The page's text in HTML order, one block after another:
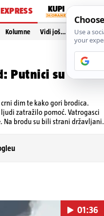
EXPRESS
Kolumne Vidi još…
Putnici su
dim te kako gori brodica.
zatražilo pomoć. Vatrogasci
Na brodu su bili strani državljani.
01:36